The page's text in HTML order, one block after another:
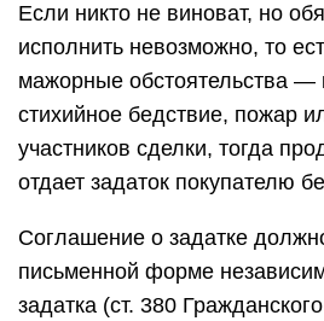
Если никто не виноват, но
исполнить невозможно, то
мажорные обстоятельства —
стихийное бедствие, пожар
участников сделки, тогда
отдает задаток покупателю
Соглашение о задатке
письменной форме
задатка (ст. 380